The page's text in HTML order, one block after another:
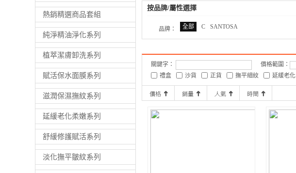
熱銷精選商品套組
純淨精油淨化系列
植萃潔膚卸洗系列
賦活保水面膜系列
滋潤保濕撫紋系列
延緩老化柔嫩系列
舒緩修護賦活系列
淡化撫平皺紋系列
按品牌/屬性選擇
品牌： 全部 C SANTOSA
關鍵字： 價格範圍：
禮盒
沙貨 正貨 撫平細紋 延緩老化